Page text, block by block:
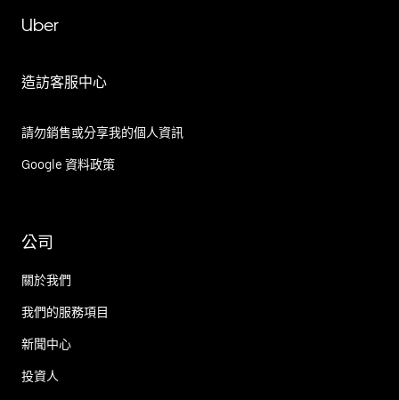
Uber
造訪客服中心
請勿銷售或分享我的個人資訊
Google 資料政策
公司
關於我們
我們的服務項目
新聞中心
投資人